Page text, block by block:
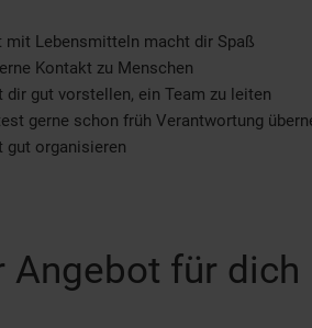
mit Lebensmitteln macht dir Spaß
Kontakt zu Menschen
dir gut vorstellen, ein Team zu leiten
gerne schon früh Verantwortung
gut organisieren
Angebot für dich